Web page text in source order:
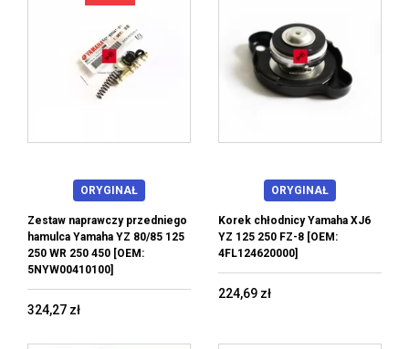
ORYGINAŁ
Zestaw naprawczy przedniego
hamulca Yamaha YZ 80/85 125
250 WR 250 450 [OEM:
5NYW00410100]
324,27 zł
ORYGINAŁ
Korek chłodnicy Yamaha XJ6
YZ 125 250 FZ-8 [OEM:
4FL124620000]
224,69 zł